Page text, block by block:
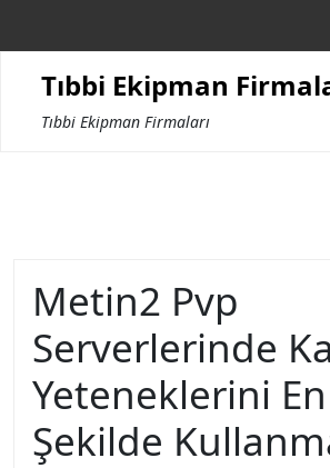
Tıbbi Ekipman
Tıbbi Ekipman Firmaları
Metin2 Pvp
Serverlerinde
Yeteneklerini
Şekilde